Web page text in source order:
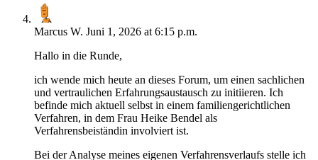
Marcus W. Juni 1, 2026 at 6:15 p.m.
Hallo in die Runde,
ich wende mich heute an dieses Forum, um einen sachlichen
und vertraulichen Erfahrungsaustausch zu initiieren. Ich
befinde mich aktuell selbst in einem familiengerichtlichen
Verfahren, in dem Frau Heike Bendel als
Verfahrensbeiständin involviert ist.
Bei der Analyse meines eigenen Verfahrensverlaufs stelle ich